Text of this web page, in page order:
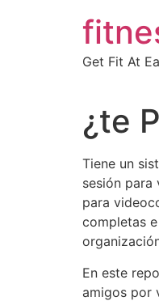
Get Fit At
¿te
Tiene un
sesión para
para
completas
En este
amigos por